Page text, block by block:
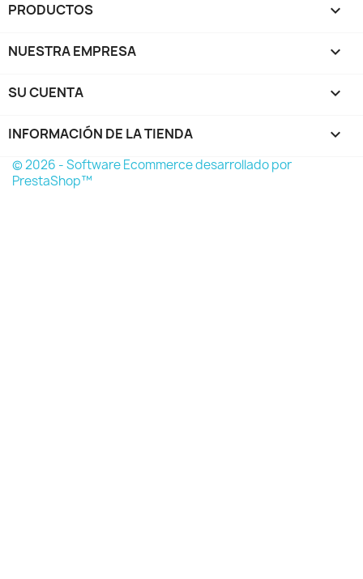
PRODUCTOS 
NUESTRA EMPRESA 
SU CUENTA 
INFORMACIÓN DE LA TIENDA keyboard_arrow_down
© 2026 - Software Ecommerce desarrollado por
PrestaShop™